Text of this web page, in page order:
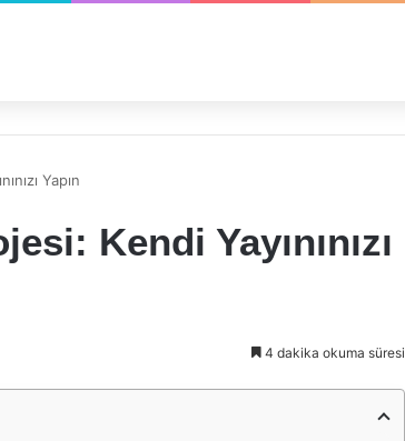
Yapın
Kendi Yayınınızı
4 dakika okuma süresi